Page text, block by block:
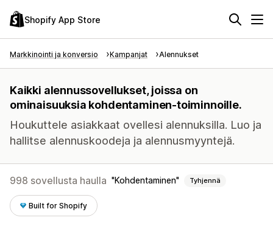
Shopify App Store
Markkinointi ja konversio Kampanjat Alennukset
Kaikki alennussovellukset, joissa on
ominaisuuksia kohdentaminen-toiminnoille.
Houkuttele asiakkaat ovellesi alennuksilla. Luo ja
hallitse alennuskoodeja ja alennusmyyntejä.
998 sovellusta haulla Kohdentaminen Tyhjennä
Built for Shopify